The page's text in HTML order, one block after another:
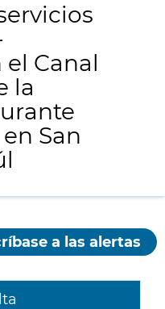
Canal
la
San
a las alertas